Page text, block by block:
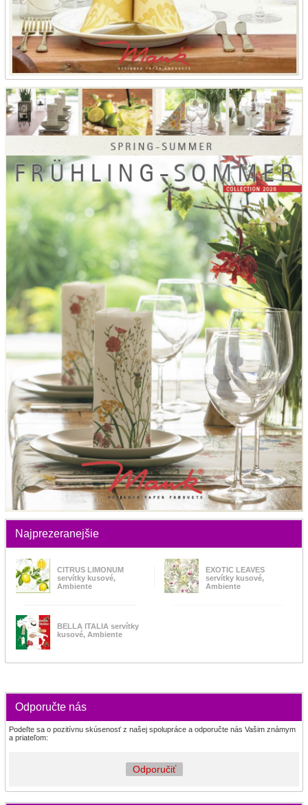
Najprezeranejšie
CITRUS LIMONUM
servítky kusové,
Ambiente
EXOTIC LEAVES
servítky kusové,
Ambiente
BELLA ITALIA servítky
kusové, Ambiente
Odporučte nás
Podeľte sa o pozitívnu skúsenosť z našej spolupráce a odporučte nás Vašim známym
a priateľom:
Odporučiť